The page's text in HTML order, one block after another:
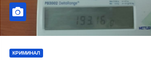
КРИМИНАЛ